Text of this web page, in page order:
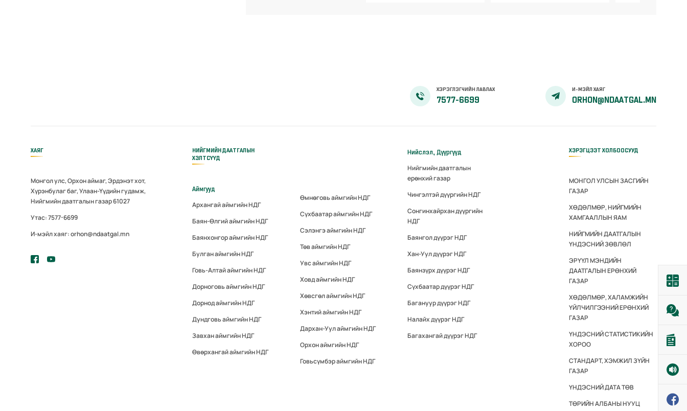
ХЭРЭГЛЭГЧИЙН ЛАВЛАХ
7577-6699
И-МЭЙЛ ХАЯГ
ORHON@NDAATGAL.MN
ХАЯГ
Монгол улс, Орхон аймаг, Эрдэнэт хот,
Хүрэнбулаг баг, Улаан-Үүдийн гудамж,
Нийгмийн даатгалын газар 61027
Утас: 7577-6699
И-мэйл хаяг: orhon@ndaatgal.mn
НИЙГМИЙН ДААТГАЛЫН
ХЭЛТСҮҮД
Аймгууд
Архангай аймгийн НДГ
Баян-Өлгий аймгийн НДГ
Баянхонгор аймгийн НДГ
Булган аймгийн НДГ
Говь-Алтай аймгийн НДГ
Дорноговь аймгийн НДГ
Дорнод аймгийн НДГ
Дундговь аймгийн НДГ
Завхан аймгийн НДГ
Өвөрхангай аймгийн НДГ
Өмнөговь аймгийн НДГ
Сүхбаатар аймгийн НДГ
Сэлэнгэ аймгийн НДГ
Төв аймгийн НДГ
Увс аймгийн НДГ
Ховд аймгийн НДГ
Хөвсгөл аймгийн НДГ
Хэнтий аймгийн НДГ
Дархан-Уул аймгийн НДГ
Орхон аймгийн НДГ
Говьсүмбэр аймгийн НДГ
Нийслэл, Дүүргүүд
Нийгмийн даатгалын
ерөнхий газар
Чингэлтэй дүүргийн НДГ
Сонгинхайрхан дүүргийн
НДГ
Баянгол дүүрэг НДГ
Хан-Уул дүүрэг НДГ
Баянзүрх дүүрэг НДГ
Сүхбаатар дүүрэг НДГ
Багануур дүүрэг НДГ
Налайх дүүрэг НДГ
Багахангай дүүрэг НДГ
ХЭРЭГЦЭЭТ ХОЛБООСУУД
МОНГОЛ УЛСЫН ЗАСГИЙН
ГАЗАР
ХӨДӨЛМӨР, НИЙГМИЙН
ХАМГААЛЛЫН ЯАМ
НИЙГМИЙН ДААТГАЛЫН
ҮНДЭСНИЙ ЗӨВЛӨЛ
ЭРҮҮЛ МЭНДИЙН
ДААТГАЛЫН ЕРӨНХИЙ
ГАЗАР
ХӨДӨЛМӨР, ХАЛАМЖИЙН
ҮЙЛЧИЛГЭЭНИЙ ЕРӨНХИЙ
ГАЗАР
ҮНДЭСНИЙ СТАТИСТИКИЙН
ХОРОО
СТАНДАРТ, ХЭМЖИЛ ЗҮЙН
ГАЗАР
ҮНДЭСНИЙ ДАТА ТӨВ
ТӨРИЙН АЛБАНЫ НУУЦ